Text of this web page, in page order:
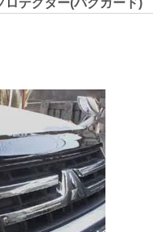
テクター(バグガード)